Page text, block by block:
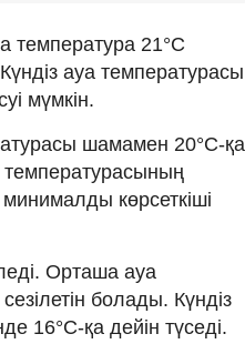
21°C
ауа температурасы
мүмкін.
шамамен 20°C-қа
температурасының
көрсеткіші
Орташа ауа
болады. Күндіз
16°C-қа дейін түседі.